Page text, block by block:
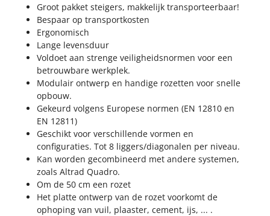
Groot pakket steigers, makkelijk transporteerbaar!
Bespaar op transportkosten
Ergonomisch
Lange levensduur
Voldoet aan strenge veiligheidsnormen voor een
betrouwbare werkplek.
Modulair ontwerp en handige rozetten voor snelle
opbouw.
Gekeurd volgens Europese normen (EN 12810 en
EN 12811)
Geschikt voor verschillende vormen en
configuraties. Tot 8 liggers/diagonalen per niveau.
Kan worden gecombineerd met andere systemen,
zoals Altrad Quadro.
Om de 50 cm een rozet
Het platte ontwerp van de rozet voorkomt de
ophoping van vuil, plaaster, cement, ijs, ... .